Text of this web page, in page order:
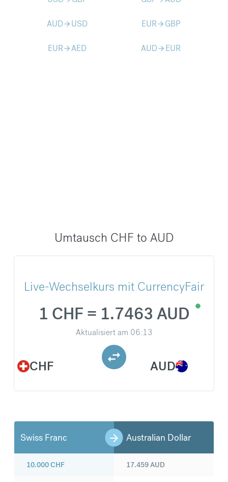
AUDarrow_forward USD EURarrow_forward GBP
EURarrow_forwardAED AUDarrow_forward EUR
Umtausch CHF to AUD
Live-Wechselkurs mit CurrencyFair
CHF
1 CHF = 1.7463 AUD
Aktualisiert am 06:13
AUD
Swiss Franc Australian Dollar
10.000CHF 17.459AUD